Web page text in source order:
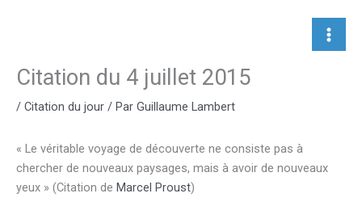
Citation du 4 juillet 2015
/ Citation du jour / Par Guillaume Lambert
« Le véritable voyage de découverte ne consiste pas à
chercher de nouveaux paysages, mais à avoir de nouveaux
yeux » (Citation de Marcel Proust)